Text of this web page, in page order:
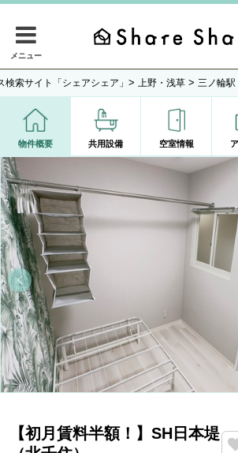
メニュー
検索サイト「シェアシェア」 > 上野・浅草 > 三ノ輪駅
物件概要 共用設備 空室情報
【初月賃料半額！】SH日本堤